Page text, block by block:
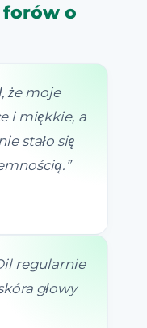
forów o
że moje
i miękkie, a
stało się
”
regularnie
głowy